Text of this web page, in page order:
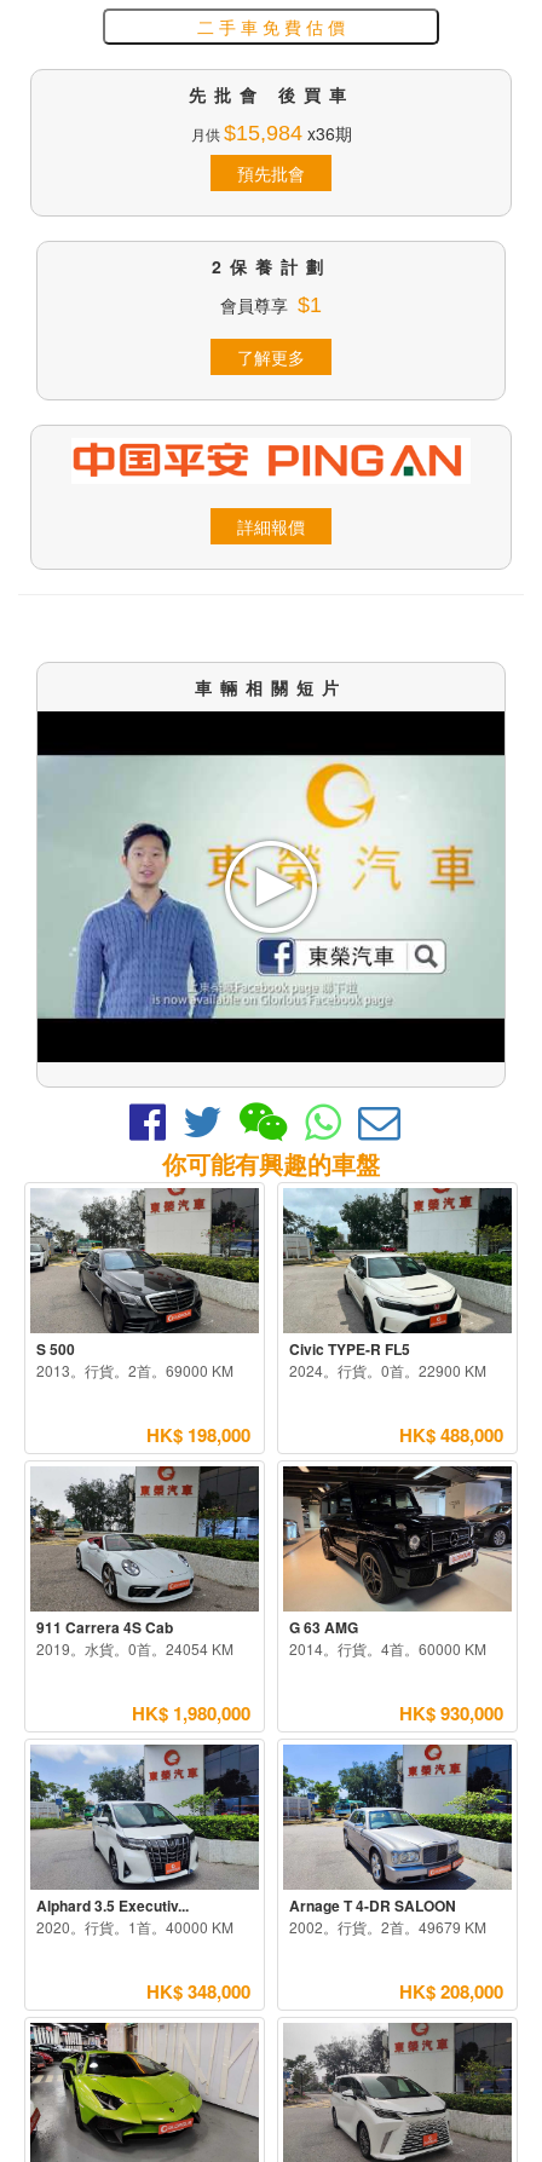
二 手 車 免 費 估 價
先批會 後買車
月供$15,984x36期
預先批會
2保養計劃
會員尊享 $1
了解更多
詳細報價
車輛相關短片
你可能有興趣的車盤
S 500
2013。行貨。2首。69000 KM
HK$ 198,000
Civic TYPE-R FL5
2024。行貨。0首。22900 KM
HK$ 488,000
911 Carrera 4S Cab
2019。水貨。0首。24054 KM
HK$ 1,980,000
G 63 AMG
2014。行貨。4首。60000 KM
HK$ 930,000
Alphard 3.5 Executiv...
2020。行貨。1首。40000 KM
HK$ 348,000
Arnage T 4-DR SALOON
2002。行貨。2首。49679 KM
HK$ 208,000